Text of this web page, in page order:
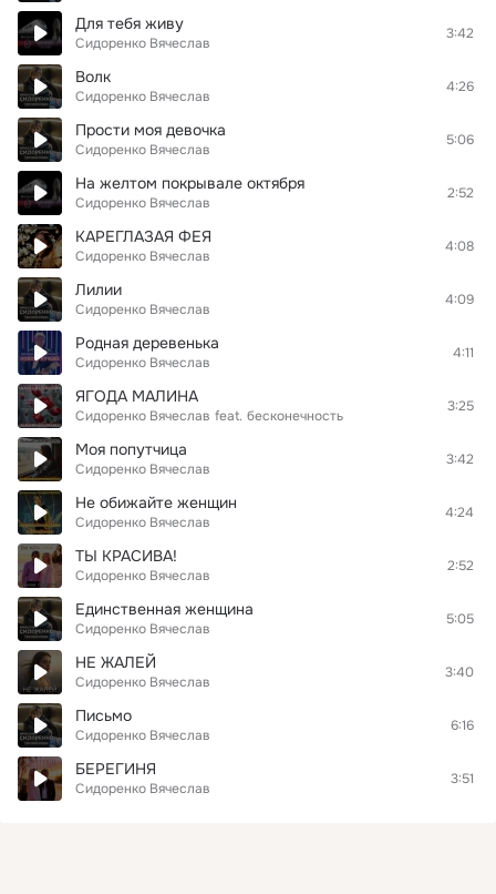
Для тебя живу
Сидоренко Вячеслав
3:42
Волк
Сидоренко Вячеслав
4:26
Прости моя девочка
Сидоренко Вячеслав
5:06
На желтом покрывале октября
Сидоренко Вячеслав
2:52
КАРЕГЛАЗАЯ ФЕЯ
Сидоренко Вячеслав
4:08
Лилии
Сидоренко Вячеслав
4:09
Родная деревенька
Сидоренко Вячеслав
4:11
ЯГОДА МАЛИНА
Сидоренко Вячеслав feat. бесконечность
3:25
Моя попутчица
Сидоренко Вячеслав
3:42
Не обижайте женщин
Сидоренко Вячеслав
4:24
ТЫ КРАСИВА!
Сидоренко Вячеслав
2:52
Единственная женщина
Сидоренко Вячеслав
5:05
НЕ ЖАЛЕЙ
Сидоренко Вячеслав
3:40
Письмо
Сидоренко Вячеслав
6:16
БЕРЕГИНЯ
Сидоренко Вячеслав
3:51